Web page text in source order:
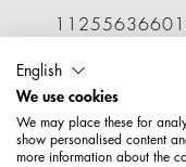
English
We use cookies
We may place these for
show personalised content
more information about the